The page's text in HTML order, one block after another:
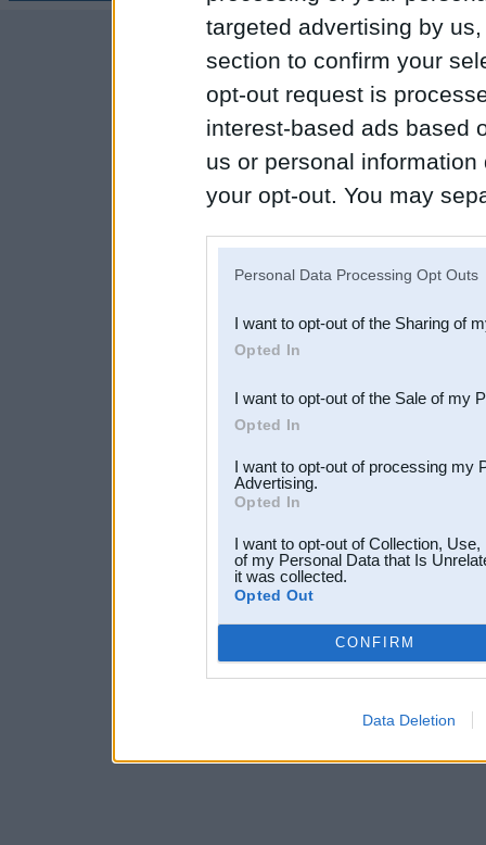
targeted advertising by
section to confirm your
opt-out request is
interest-based ads based
us or personal
your opt-out. You may
Downstream Participants
third parties.
Personal Data Processing Opt Outs
I want to opt-out of the Sharing of
Opted In
I want to opt-out of the Sale of my
Opted In
I want to opt-out of processing my
Advertising.
Opted In
I want to opt-out of Collection,
of my Personal Data that Is
it was collected.
Opted Out
CONFIRM
Data Deletion